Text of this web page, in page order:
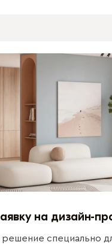
на дизайн-
специально